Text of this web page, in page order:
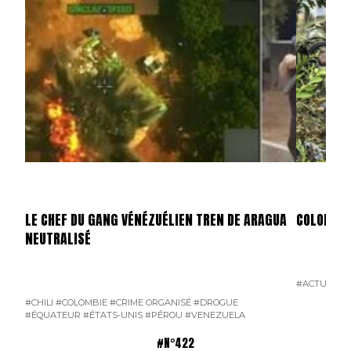
LE CHEF DU GANG VÉNÉZUÉLIEN TREN DE ARAGUA
NEUTRALISÉ
#CHILI #COLOMBIE #CRIME ORGANISÉ #DROGUE
#ÉQUATEUR #ÉTATS-UNIS #PÉROU #VENEZUELA
#ACTU
#N°422